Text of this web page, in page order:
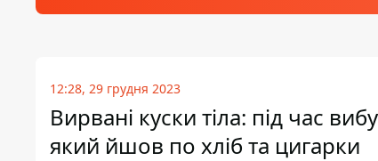
12:28, 29 грудня 2023
Вирвані куски тіла: під час
який йшов по хліб та цигарки